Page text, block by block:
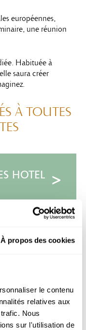
À propos des cookies
le contenu
relatives aux
Nous
sur l'utilisation de
européennes,
une réunion
Habituée à
saura créer
À TOUTES
HOTEL >